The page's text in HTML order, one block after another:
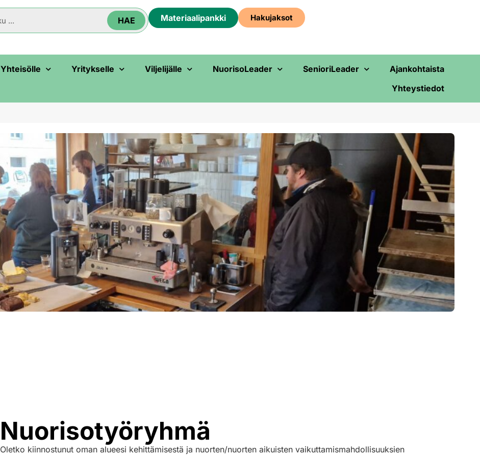
HAE Materiaali­pankki Haku­jaksot
Yhteisölle Yritykselle Viljelijälle NuorisoLeader SenioriLeader
Ajankohtaista
Yhteystiedot
Nuorisotyöryhmä
Oletko kiinnostunut oman alueesi kehittämisestä ja nuorten/nuorten aikuisten vaikuttamismahdollisuuksien